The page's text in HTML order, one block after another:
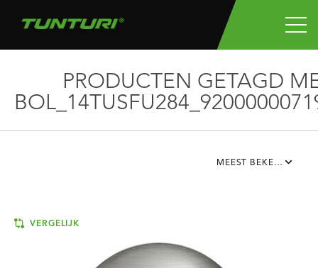
PRODUCTEN GETAGD
MEEST BEKEKEN
VERGELIJK